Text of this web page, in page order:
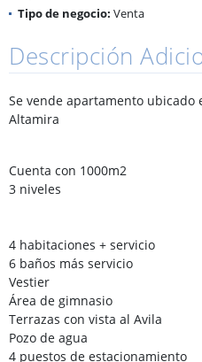
Tipo de negocio: Venta
Descripción
Se vende apartamento ubicado
Altamira
Cuenta con 1000m2
3 niveles
4 habitaciones + servicio
6 baños más servicio
Vestier
Área de gimnasio
Terrazas con vista al Avila
Pozo de agua
4 puestos de estacionamiento